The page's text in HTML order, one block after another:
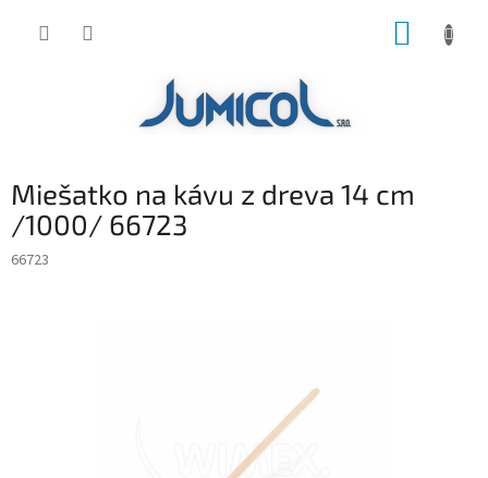
Miešatko na kávu z dreva 14 cm
/1000/ 66723
66723